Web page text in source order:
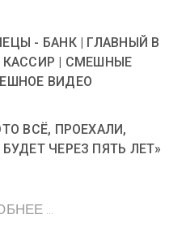
- БАНК | ГЛАВНЫЙ В
КАССИР | СМЕШНЫЕ
ВИДЕО
ВСЁ, ПРОЕХАЛИ,
ЧЕРЕЗ ПЯТЬ ЛЕТ»
...